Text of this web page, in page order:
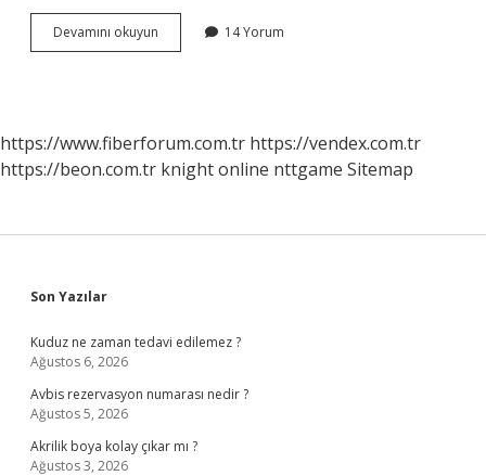
Devamını okuyun
Ne
14 Yorum
https://www.fiberforum.com.tr https://vendex.com.tr
https://beon.com.tr knight online nttgame Sitemap
Sidebar
Son Yazılar
Kuduz ne zaman tedavi edilemez ?
Ağustos 6, 2026
Avbis rezervasyon numarası nedir ?
Ağustos 5, 2026
Akrilik boya kolay çıkar mı ?
Ağustos 3, 2026